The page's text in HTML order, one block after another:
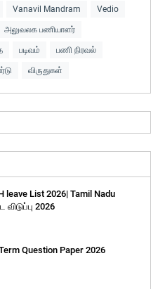
Vanavil Mandram Vedio
அலுவலக பணியாளர்
படிவம் பணி நிரவல்
விருதுகள்
leave List 2026| Tamil Nadu
2026
Question Paper 2026